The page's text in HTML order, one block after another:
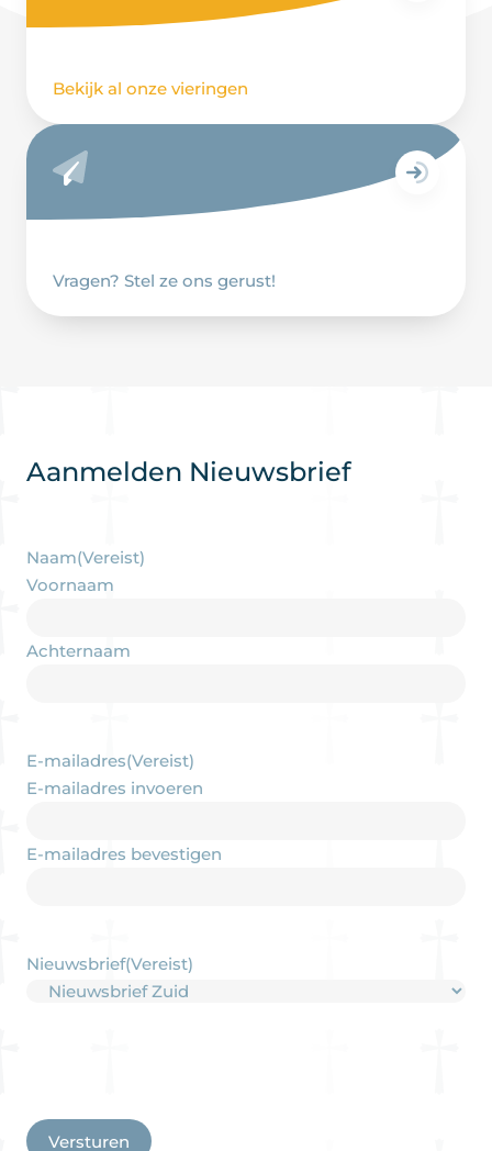
Bekijk al onze vieringen
Vragen? Stel ze ons gerust!
Aanmelden Nieuwsbrief
Naam(Vereist)
Voornaam
Achternaam
E-mailadres(Vereist)
E-mailadres invoeren
E-mailadres bevestigen
Nieuwsbrief(Vereist)